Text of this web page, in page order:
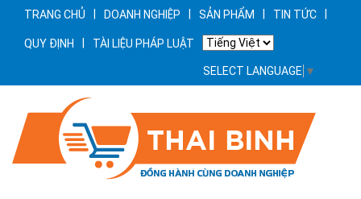
TRANG CHỦ DOANH NGHIỆP SẢN PHẨM TIN TỨC
QUY ĐỊNH TÀI LIỆU PHÁP LUẬT
SELECT LANGUAGE ▼